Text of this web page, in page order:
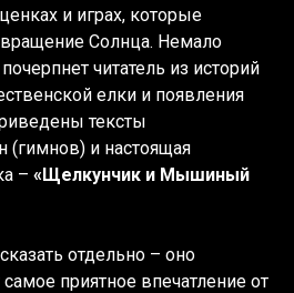
и играх, которые
Солнца. Немало
читатель из историй
елки и появления
тексты
(гимнов) и настоящая
– «Щелкунчик и Мышиный
отдельно – оно
приятное впечатление от